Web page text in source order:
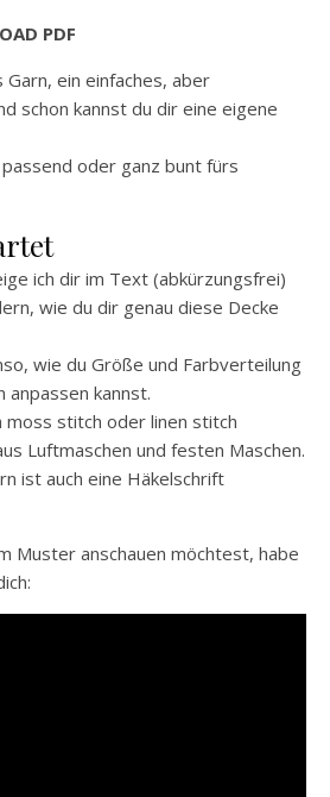
PDF
ein einfaches, aber
schon kannst du dir eine eigene
oder ganz bunt fürs
ich dir im Text (abkürzungsfrei)
wie du dir genau diese Decke
wie du Größe und Farbverteilung
anpassen kannst.
moss stitch oder linen stitch
Luftmaschen und festen Maschen.
ist auch eine Häkelschrift
Muster anschauen möchtest, habe